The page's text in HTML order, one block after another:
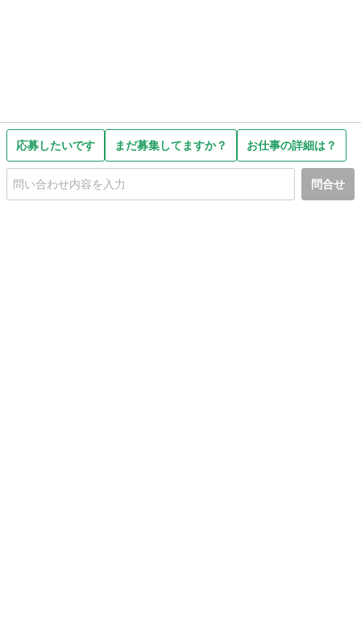
応募したいです まだ募集してますか？ お仕事の詳細は？
問合せ